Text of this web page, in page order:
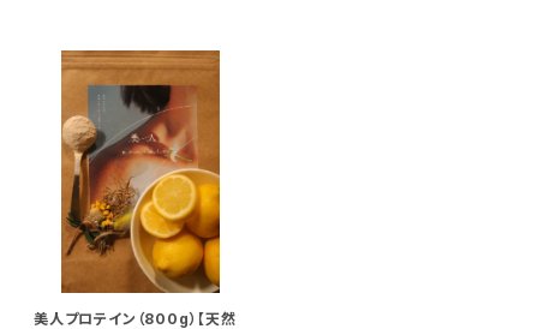
美人プロテイン（800g）【天然